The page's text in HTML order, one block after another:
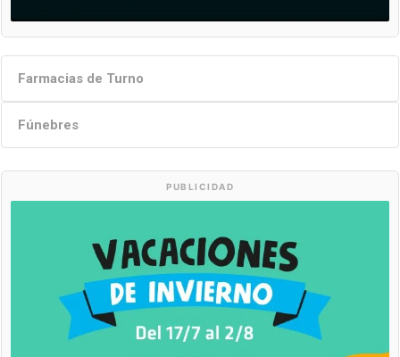
Farmacias de Turno
Fúnebres
PUBLICIDAD